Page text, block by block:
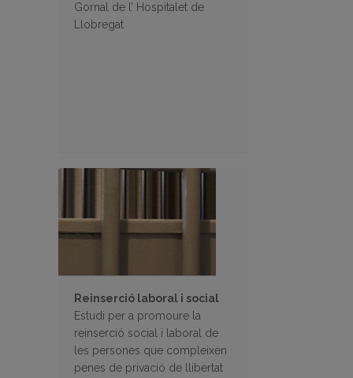
Gornal de l’ Hospitalet de
Llobregat
Reinserció laboral i social
Estudi per a promoure la
reinserció social i laboral de
les persones que compleixen
penes de privació de llibertat